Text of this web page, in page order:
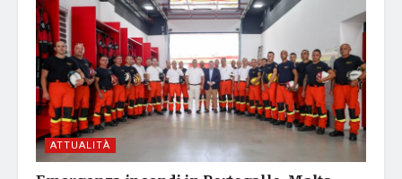
ATTUALITÀ